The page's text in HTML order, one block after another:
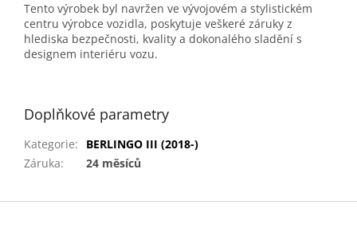
Tento výrobek byl navržen ve vývojovém a stylistickém
centru výrobce vozidla, poskytuje veškeré záruky z
hlediska bezpečnosti, kvality a dokonalého sladění s
designem interiéru vozu.
Doplňkové parametry
Kategorie:
BERLINGO III (2018-)
Záruka: 24 měsíců
Z